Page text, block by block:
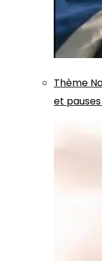
Thème
et